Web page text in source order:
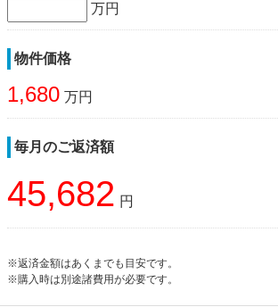
万円
物件価格
1,680 万円
毎月のご返済額
45,682 円
※返済金額はあくまでも目安です。
※購入時は別途諸費用が必要です。